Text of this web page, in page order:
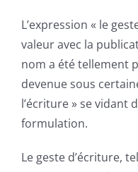
L’expression « le
valeur avec la
nom a été tellement
devenue sous
l’écriture » se vidant
formulation.
Le geste d’écriture,